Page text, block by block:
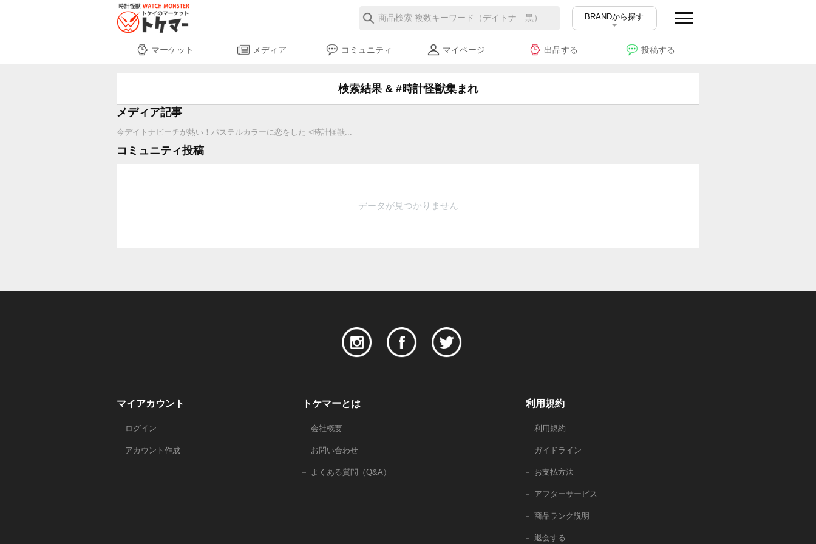
BRANDから探す
マーケット メディア コミュニティ マイページ 出品する 投稿する
検索結果 & #時計怪獣集まれ
メディア記事
今デイトナビーチが熱い！パステルカラーに恋をした <時計怪獣...
コミュニティ投稿
データが見つかりません
マイアカウント
ログイン
アカウント作成
トケマーとは
会社概要
お問い合わせ
よくある質問（Q&A）
利用規約
利用規約
ガイドライン
お支払方法
アフターサービス
商品ランク説明
退会する